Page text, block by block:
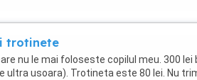
trotinete
nu le mai foloseste copilul meu. 300 lei
ultra usoara). Trotineta este 80 lei. Nu